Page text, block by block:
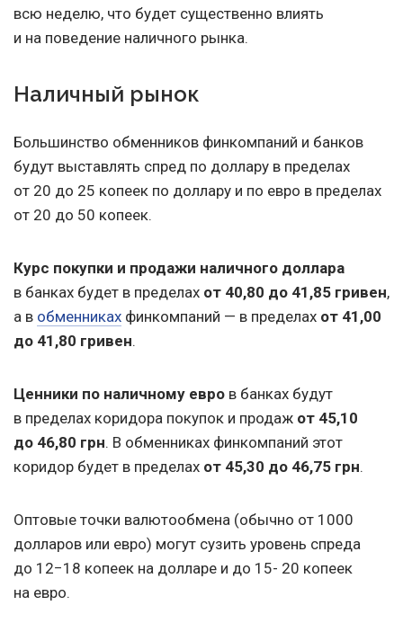
всю неделю, что будет существенно влиять
и на поведение наличного рынка.
Наличный рынок
Большинство обменников финкомпаний и банков
будут выставлять спред по доллару в пределах
от 20 до 25 копеек по доллару и по евро в пределах
от 20 до 50 копеек.
Курс покупки и продажи наличного доллара
в банках будет в пределах от 40,80 до 41,85 гривен,
а в обменниках финкомпаний — в пределах от 41,00
до 41,80 гривен.
Ценники по наличному евро в банках будут
в пределах коридора покупок и продаж от 45,10
до 46,80 грн. В обменниках финкомпаний этот
коридор будет в пределах от 45,30 до 46,75 грн.
Оптовые точки валютообмена (обычно от 1000
долларов или евро) могут сузить уровень спреда
до 12−18 копеек на долларе и до 15- 20 копеек
на евро.